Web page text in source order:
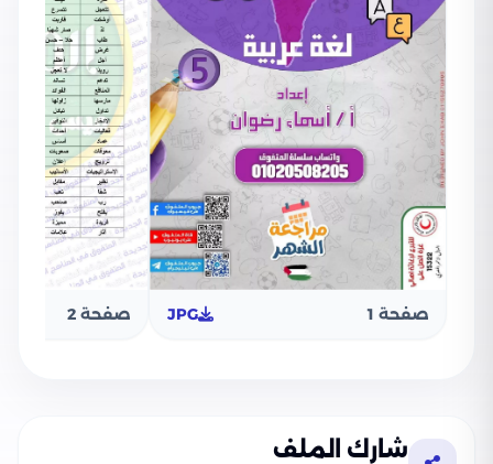
صفحة 1 JPG صفحة 2
شارك الملف